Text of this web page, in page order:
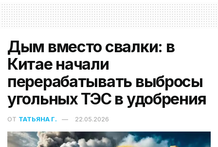
Дым вместо свалки: в
Китае начали
перерабатывать выбросы
угольных ТЭС в удобрения
ОТ ТАТЬЯНА Г. 22.05.2026